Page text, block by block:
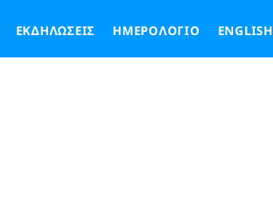
ΕΚΔΗΛΏΣΕΙΣ ΗΜΕΡΟΛΌΓΙΟ ENGLISH